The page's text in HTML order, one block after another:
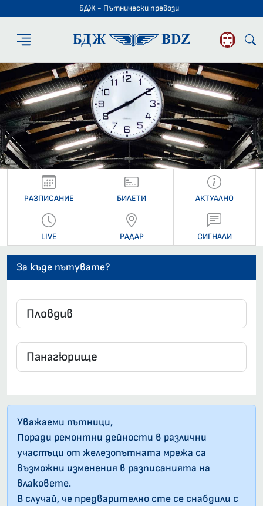
БДЖ - Пътнически превози
БДЖ -
РАЗПИСАНИЕ БИЛЕТИ АКТУАЛНО
LIVE РАДАР СИГНАЛИ
За къде пътувате?
Уважаеми пътници,
Поради ремонтни дейности в различни
участъци от железопътната мрежа са
възможни изменения в разписанията на
влаковете.
В случай, че предварително сте се снабдили с